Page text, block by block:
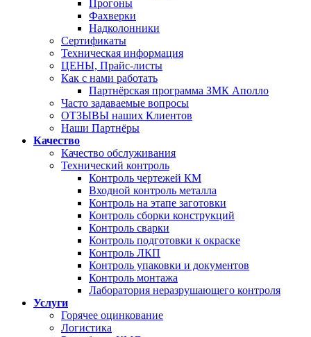
Прогоны
Фахверки
Надколонники
Сертификаты
Техническая информация
ЦЕНЫ, Прайс-листы
Как с нами работать
Партнёрская программа ЗМК Аполло
Часто задаваемые вопросы
ОТЗЫВЫ наших Клиентов
Наши Партнёры
Качество
Качество обслуживания
Технический контроль
Контроль чертежей КМ
Входной контроль металла
Контроль на этапе заготовки
Контроль сборки конструкций
Контроль сварки
Контроль подготовки к окраске
Контроль ЛКП
Контроль упаковки и документов
Контроль монтажа
Лаборатория неразрушающего контроля
Услуги
Горячее оцинкование
Логистика